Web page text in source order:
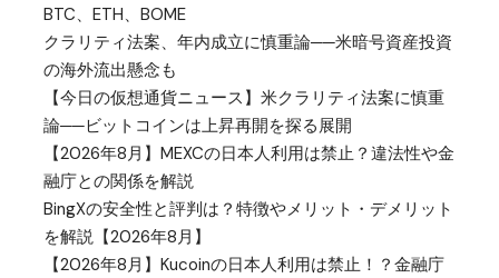
BTC、ETH、BOME
クラリティ法案、年内成立に慎重論──米暗号資産投資
の海外流出懸念も
【今日の仮想通貨ニュース】米クラリティ法案に慎重
論──ビットコインは上昇再開を探る展開
【2026年8月】MEXCの日本人利用は禁止？違法性や金
融庁との関係を解説
BingXの安全性と評判は？特徴やメリット・デメリット
を解説【2026年8月】
【2026年8月】Kucoinの日本人利用は禁止！？金融庁